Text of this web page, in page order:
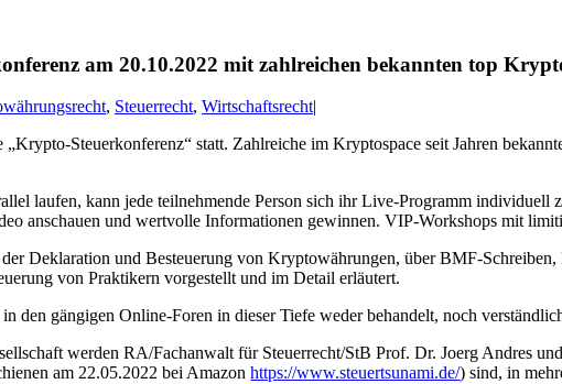
am 20.10.2022 mit zahlreichen bekannten top
, Steuerrecht, Wirtschaftsrecht|
Steuerkonferenz“ statt. Zahlreiche im Kryptospace seit Jahren
laufen, kann jede teilnehmende Person sich ihr Live-Programm individuell
anschauen und wertvolle Informationen gewinnen. VIP-Workshops mit
Deklaration und Besteuerung von Kryptowährungen, über BMF-
von Praktikern vorgestellt und im Detail erläutert.
den gängigen Online-Foren in dieser Tiefe weder behandelt, noch
werden RA/Fachanwalt für Steuerrecht/StB Prof. Dr. Joerg Andres
am 22.05.2022 bei Amazonhttps://www.steuertsunami.de/) sind, in